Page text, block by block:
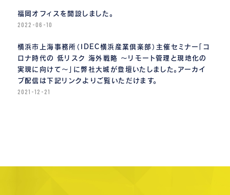
福岡オフィスを開設しました。
2022-06-10
横浜市上海事務所（IDEC横浜産業倶楽部）主催セミナー「コ
ロナ時代の 低リスク 海外戦略 〜リモート管理と現地化の
実現に向けて〜」に弊社大城が登壇いたしました。アーカイ
ブ配信は下記リンクよりご覧いただけます。
2021-12-21